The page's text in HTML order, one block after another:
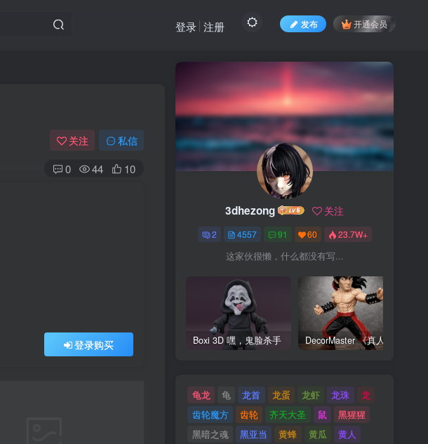
发布 开通会员
登录 注册
关注 私信
0 44 10
登录购买
3dhezong 关注
2 4557 91 60 23.7W+
这家伙很懒，什么都没有写...
Boxi 3D 嘿，鬼脸杀手
龟龙 龟 龙首 龙蛋 龙虾 龙珠
龙
齿轮魔方
齿轮 齐天大圣 鼠
黑猩猩
黑暗之魂
黑亚当 黄蜂 黄瓜
黄人